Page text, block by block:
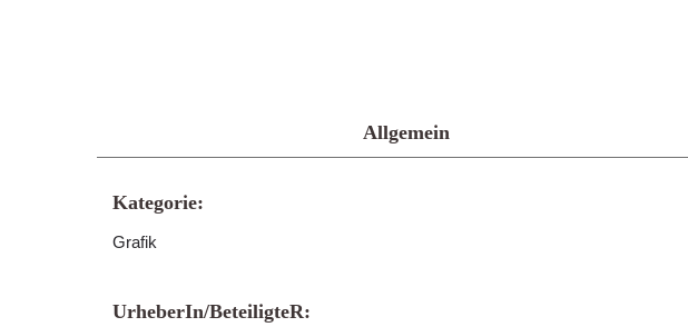
Allgemein
Kategorie:
Grafik
UrheberIn/BeteiligteR: